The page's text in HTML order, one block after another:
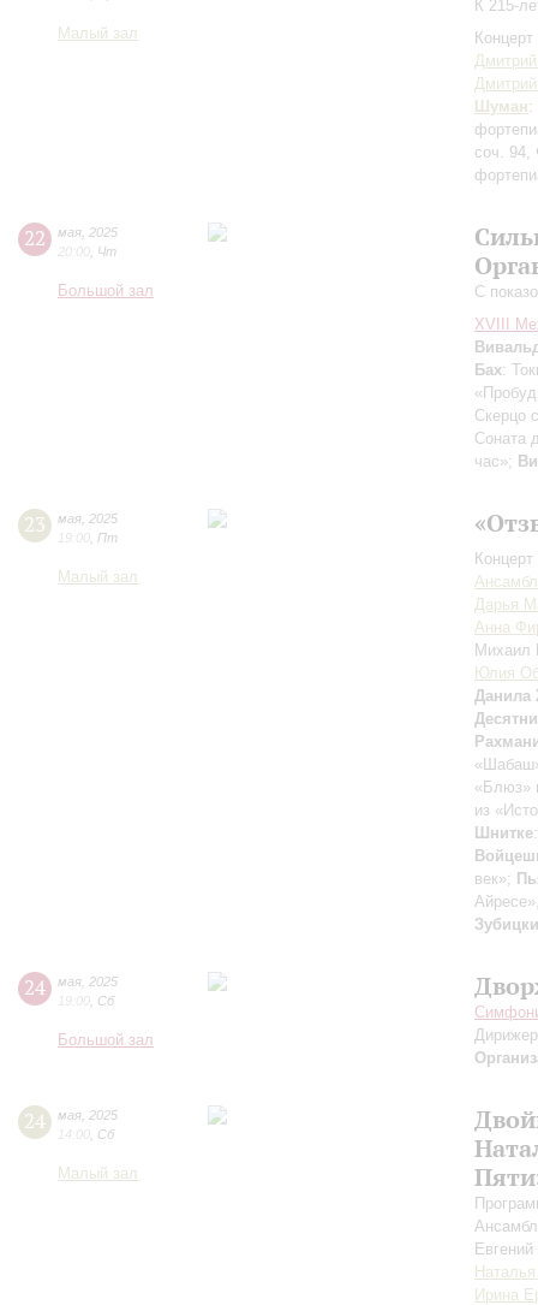
Малый зал
К 215-
Шуман:
соч. 94,
22 мая 2025
20:00 Чт
Большой зал
С
XVIII
Бах:
Скерцо
Соната
час»;
23 мая 2025
19:00 Пт
Малый зал
Дарья
Анна
Михаил
Юлия
Данила
«Блюз»
из
Шнитке
век»;
24 мая 2025
19:00 Сб
Большой зал
24 мая 2025
14:00 Сб
Малый зал
Ирина